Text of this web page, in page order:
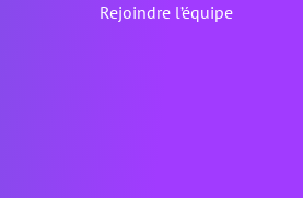
Rejoindre l’équipe